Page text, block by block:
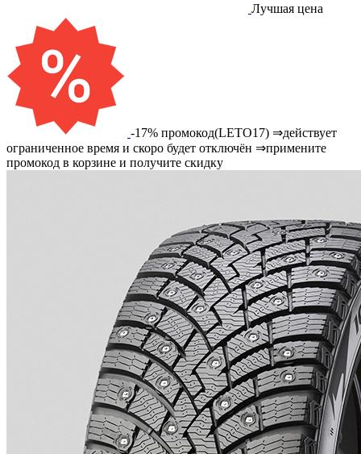
Лучшая цена
-17% промокод(LETO17) ⇒действует
ограниченное время и скоро будет отключён ⇒примените
промокод в корзине и получите скидку